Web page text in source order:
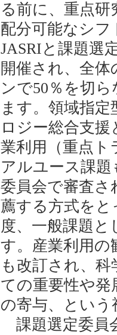
る前に、重点
配分可能なシ
JASRIと課題選
開催され、全
ンで50％を切
ます。領域指
ロジー総合支
業利用（重点
アルユース課
委員会で審査さ
薦する方式を
度、一般課題
す。産業利用の
も改訂され、
ての重要性や発
の寄与、とい
課題選定委員